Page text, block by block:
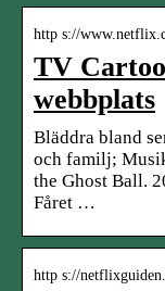
http s://
TV
webbplats
Bläddra bland
och familj;
the Ghost Ball.
Fåret …
http s://